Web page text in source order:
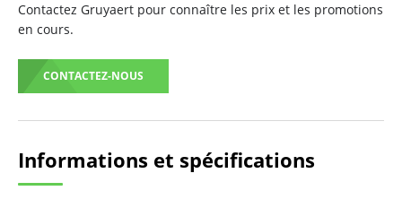
Contactez Gruyaert pour connaître les prix et les promotions
en cours.
CONTACTEZ-NOUS
Informations et spécifications